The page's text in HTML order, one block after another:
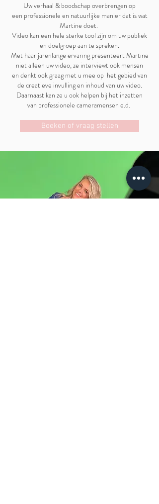
Uw verhaal & boodschap overbrengen op
een professionele en natuurlijke manier dat is wat
Martine doet.
Video kan een hele sterke tool zijn om uw publiek
en doelgroep aan te spreken.
Met haar jarenlange ervaring presenteert Martine
niet alleen uw video, ze interviewt ook mensen
en denkt ook graag met u mee op het gebied van
de creatieve invulling en inhoud van uw video.
Daarnaast kan ze u ook helpen bij het inzetten
van professionele cameramensen e.d.
Boeken of vraag stellen